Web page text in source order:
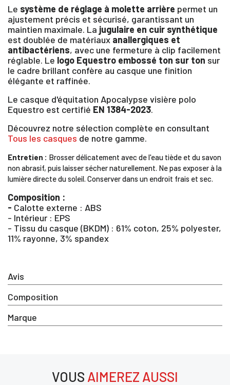
Avis
Composition
Marque
Le système de réglage à molette arrière permet un
ajustement précis et sécurisé, garantissant un
maintien maximale. La jugulaire en cuir synthétique
est doublée de matériaux anallergiques et
antibactériens, avec une fermeture à clip facilement
réglable. Le logo Equestro embossé ton sur ton sur
le cadre brillant confère au casque une finition
élégante et raffinée.
Le casque d'équitation Apocalypse visière polo
Equestro est certifié EN 1384-2023.
Découvrez notre sélection complète en consultant
Tous les casques de notre gamme.
Entretien : Brosser délicatement avec de l'eau tiède et du savon
non abrasif, puis laisser sécher naturellement. Ne pas exposer à la
lumière directe du soleil. Conserver dans un endroit frais et sec.
Composition :
- Calotte externe : ABS
- Intérieur : EPS
- Tissu du casque (BKDM) : 61% coton, 25% polyester,
11% rayonne, 3% spandex
VOUS AIMEREZ AUSSI
×
Vous devez être connecté pour enregistrer des
produits dans votre liste d'envie
ANNULER